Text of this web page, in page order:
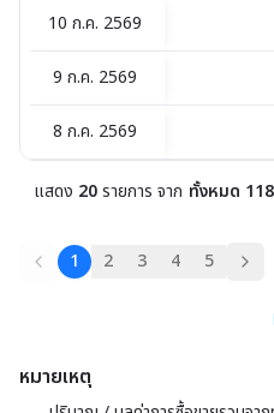
10 ก.ค. 2569
9 ก.ค. 2569
8 ก.ค. 2569
แสดง 20รายการ จาก ทั้งหมด 118
1 2 3 4 5
หมายเหตุ